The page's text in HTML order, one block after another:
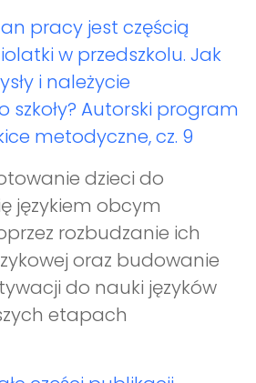
pracy jest częścią
w przedszkolu. Jak
i należycie
Autorski program
metodyczne, cz. 9
dzieci do
językiem obcym
rozbudzanie ich
oraz budowanie
do nauki języków
etapach